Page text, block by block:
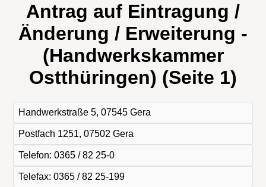
Antrag auf Eintragung /
Änderung / Erweiterung -
(Handwerkskammer
Ostthüringen) (Seite 1)
Handwerkstraße 5, 07545 Gera
Postfach 1251, 07502 Gera
Telefon: 0365 / 82 25-0
Telefax: 0365 / 82 25-199